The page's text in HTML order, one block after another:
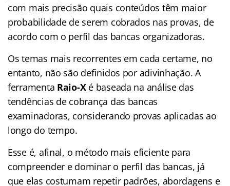
com mais precisão quais conteúdos têm maior
probabilidade de serem cobrados nas provas, de
acordo com o perfil das bancas organizadoras.
Os temas mais recorrentes em cada certame, no
entanto, não são definidos por adivinhação. A
ferramenta Raio-X é baseada na análise das
tendências de cobrança das bancas
examinadoras, considerando provas aplicadas ao
longo do tempo.
Esse é, afinal, o método mais eficiente para
compreender e dominar o perfil das bancas, já
que elas costumam repetir padrões, abordagens e